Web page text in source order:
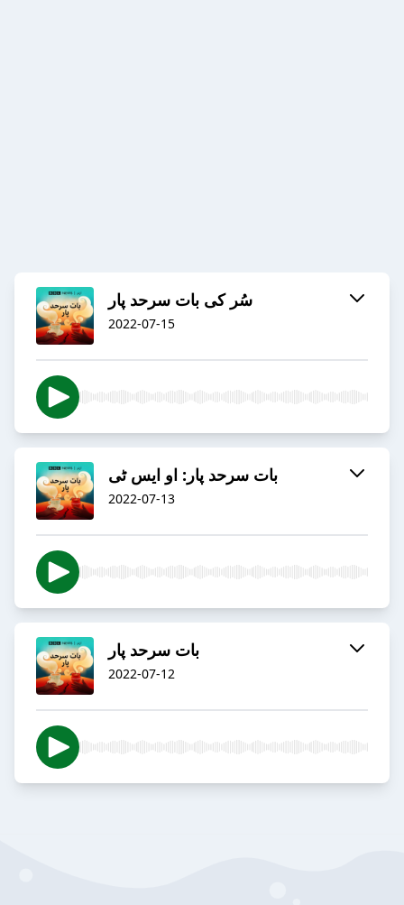
سُر کی بات سرحد پار
2022-07-15
بات سرحد پار: او ایس ٹی
2022-07-13
بات سرحد پار
2022-07-12